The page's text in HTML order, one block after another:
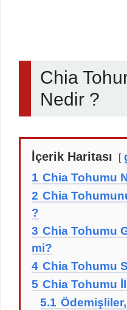
Chia
Nedir ?
İçerik Haritası
1 Chia Tohumu
2 Chia
?
3 Chia Tohumu
mi?
4 Chia Tohumu
5 Chia Tohumu
5.1 Ödemişliler,